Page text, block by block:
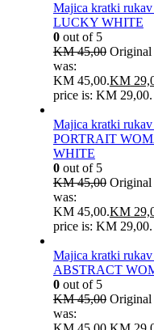
Majica kratki rukav
LUCKY WHITE
0out of 5
KM45,00 Original
was:
KM 45,00.KM
price is: KM 29,00.
Majica kratki rukav
PORTRAIT
WHITE
0out of 5
KM45,00 Original
was:
KM 45,00.KM
price is: KM 29,00.
Majica kratki rukav
ABSTRACT
0out of 5
KM45,00 Original
was: